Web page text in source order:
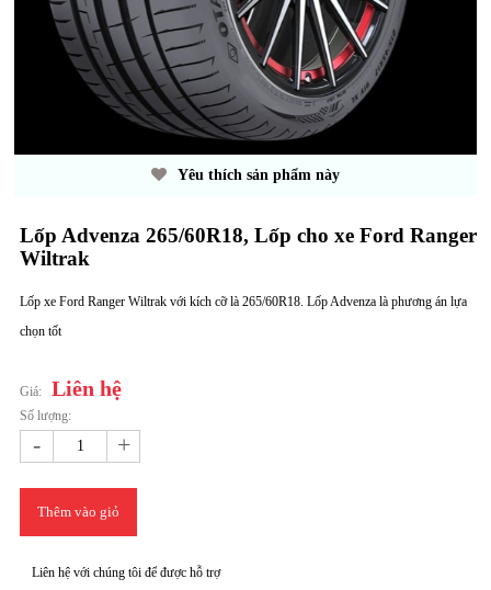
Yêu thích sản phẩm này
Lốp Advenza 265/60R18, Lốp cho xe Ford Ranger
Wiltrak
Lốp xe Ford Ranger Wiltrak với kích cỡ là 265/60R18. Lốp Advenza là phương án lựa
chọn tốt
Giá: Liên hệ
Số lượng:
- +
Thêm vào giỏ
Liên hệ với chúng tôi để được hỗ trợ